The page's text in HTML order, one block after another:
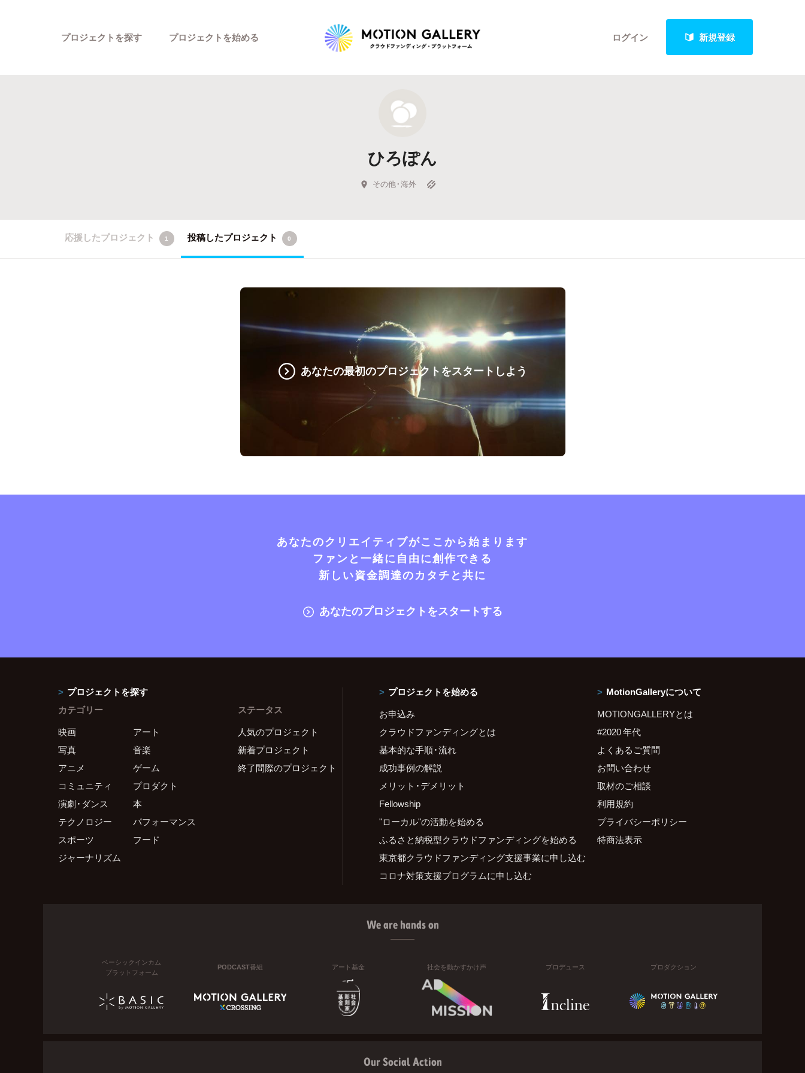
ログイン 新規登録
プロジェクトを探す
新着プロジェクト
Feature
キュレーターから探す
プロジェクトを始める
ひろぽん
その他・海外
応援したプロジェクト 1 投稿したプロジェクト 0
あなたの最初のプロジェクトをスタートしよう
あなたのクリエイティブがここから始まります
ファンと一緒に自由に創作できる
新しい資金調達のカタチと共に
あなたのプロジェクトをスタートする
プロジェクトを探す
カテゴリー
映画
アート
写真
音楽
アニメ
ゲーム
コミュニティ
プロダクト
演劇・ダンス
本
テクノロジー
パフォーマンス
スポーツ
フード
ジャーナリズム
ステータス
人気のプロジェクト
新着プロジェクト
終了間際のプロジェクト
プロジェクトを始める
お申込み
クラウドファンディングとは
基本的な手順・流れ
成功事例の解説
メリット・デメリット
Fellowship
"ローカル"の活動を始める
ふるさと納税型クラウドファンディングを始める
東京都クラウドファンディング支援事業に申し込む
コロナ対策支援プログラムに申し込む
MotionGalleryについて
MOTIONGALLERYとは
#2020 年代
よくあるご質問
お問い合わせ
取材のご相談
利用規約
プライバシーポリシー
特商法表示
We are hands on
ベーシックインカム
プラットフォーム
PODCAST番組 アート基金 社会を動かすかけ声 プロデュース プロダクション
Our Social Action